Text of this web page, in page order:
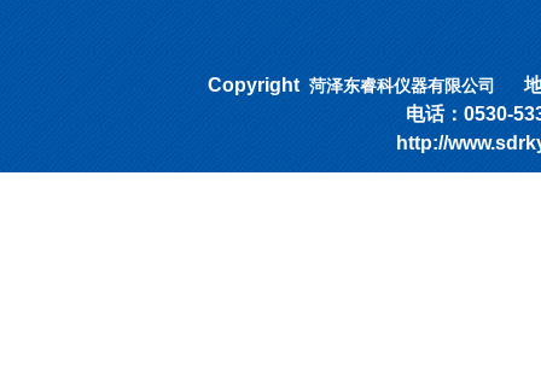
Copyright 菏泽东睿科仪器有限公司
地
电话：0530-
http://